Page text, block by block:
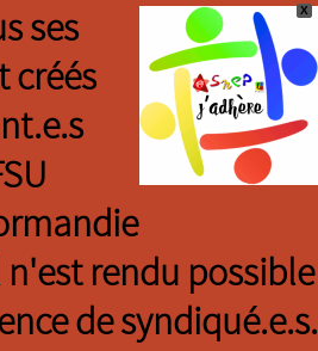
X
ses
créés
rendu possible
de syndiqué.e.s.